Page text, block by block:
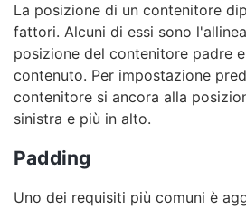
La posizione di un contenitore
fattori. Alcuni di essi sono
posizione del contenitore padre
contenuto. Per impostazione
contenitore si ancora alla
sinistra e più in alto.
Padding
Uno dei requisiti più comuni è